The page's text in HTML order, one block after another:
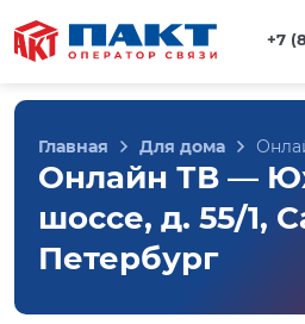
+7
Главная Для дома
Онлайн ТВ —
шоссе, д. 55/1,
Петербург